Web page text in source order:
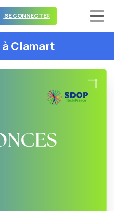
SE CONNECTER
àClamart